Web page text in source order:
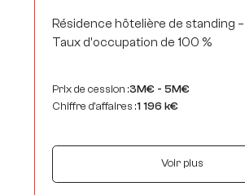
Résidence hôtelière de standing
Taux d'occupation de 100 %
Prix de cession :3M€ - 5M€
Chiffre d’affaires :1 196 k€
Voir plus